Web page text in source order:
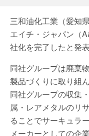
三和油化工業（愛知
エイチ・ジャパン（
社化を完了したと発表
同社グループは廃棄
製品づくりに取り組
同社グループの収集
属・レアメタルのリ
ることでサーキュラ
メーカーとしての企